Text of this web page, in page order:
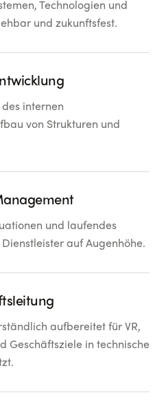
Technologien und
und zukunftsfest.
internen
von Strukturen und
und laufendes
auf Augenhöhe.
aufbereitet für VR,
Geschäftsziele in technische